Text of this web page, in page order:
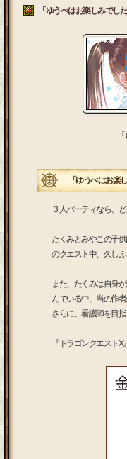
「ゆうべはお楽しみで
「ゆうべはお楽
３人パーティなら、
たくみとみやこの子
のクエスト中、久し
また、たくみは自身
んでいる中、当の作
さらに、看護師を目
『ドラゴンクエスト